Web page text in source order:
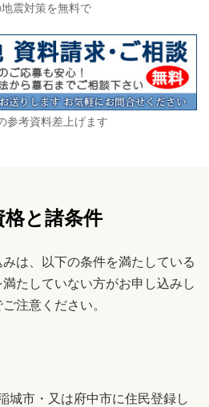
震対策を無料で
参考資料差上げます
格と諸条件
は、以下の条件を満たしている
たしていない方がお申し込みし
注意ください。
城市・又は府中市に住民登録し